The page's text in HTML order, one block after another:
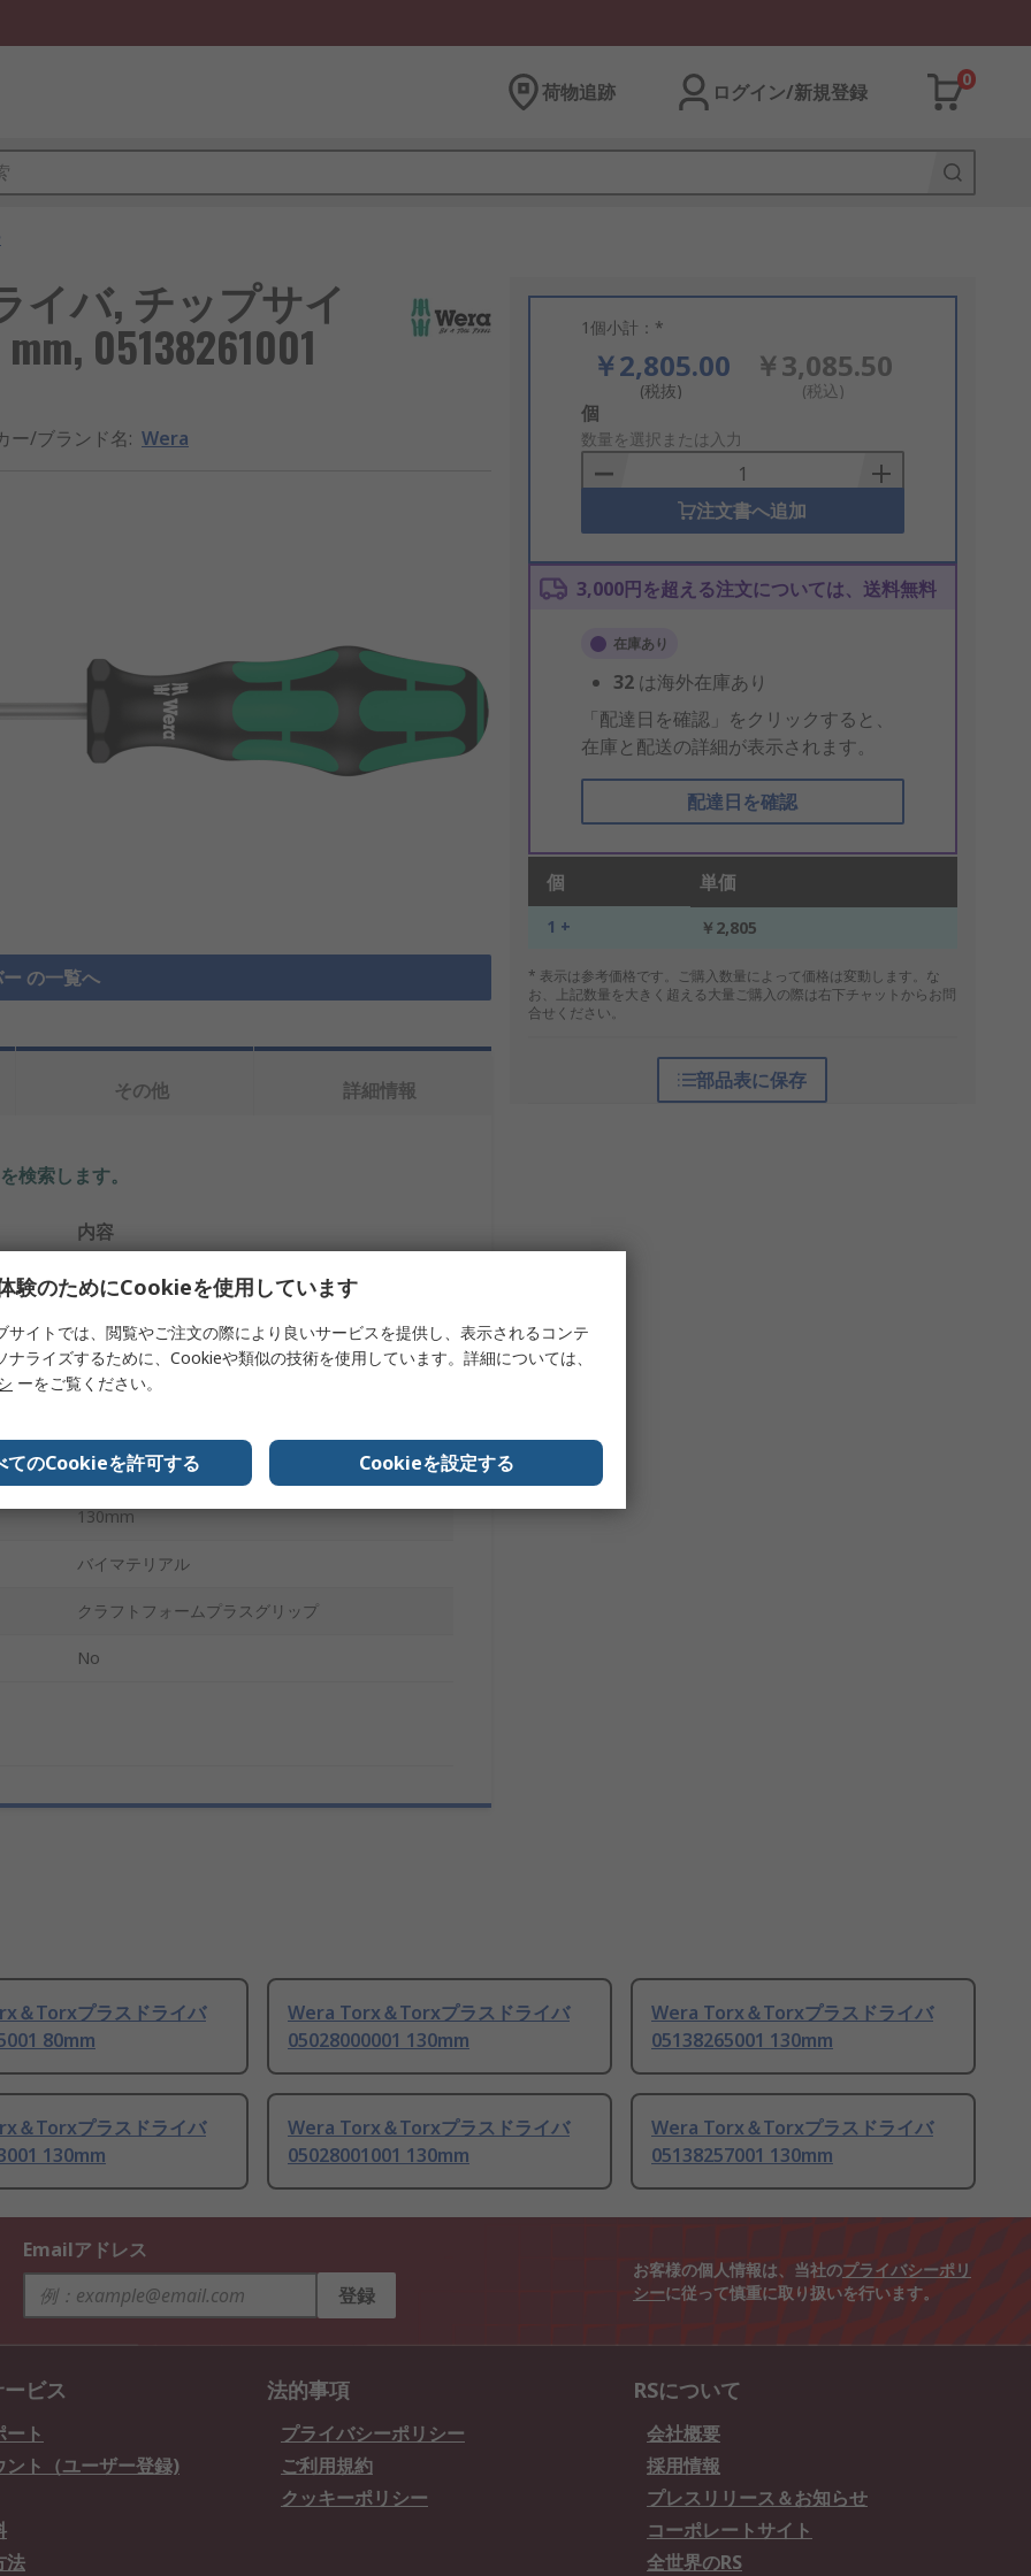
荷物追跡 ログイン/新規登録
0
イバ, チップサイ
05138261001
ー/ブランド名: Wera
の一覧へ
1個小計：*
￥2,805.00
(税抜)
￥3,085.50
(税込)
Add
to
Basket
個
数量を選択または入力
注文書へ追加
3,000円を超える注文については、送料無料
在庫あり
32 は海外在庫あり
「配達日を確認」をクリックすると、
在庫と配送の詳細が表示されます。
配達日を確認
個 単価
1 + ￥2,805
* 表示は参考価格です。ご購入数量によって価格は変動します。な
お、上記数量を大きく超える大量ご購入の際は右下チャットからお問
合せください。
部品表に保存
その他 詳細情報
検索します。
内容
Wera
Torx＆Torxプラスドライバ
スタンダード
80mm
130mm
バイマテリアル
クラフトフォームプラスグリップ
No
＆Torxプラスドライバ
80mm
Wera Torx＆Torxプラスドライバ
05028000001 130mm
Wera Torx＆Torxプラスドライバ
05138265001 130mm
＆Torxプラスドライバ
130mm
Wera Torx＆Torxプラスドライバ
05028001001 130mm
Wera Torx＆Torxプラスドライバ
05138257001 130mm
Emailアドレス
登録
お客様の個人情報は、当社のプライバシーポリ
シーに従って慎重に取り扱いを行います。
ビス
ト
ント（ユーザー登録)
法
法的事項
プライバシーポリシー
ご利用規約
クッキーポリシー
RSについて
会社概要
採用情報
プレスリリース＆お知らせ
コーポレートサイト
全世界のRS
験のためにCookieを使用しています
サイトでは、閲覧やご注文の際により良いサービスを提供し、表示されるコンテ
ナライズするために、Cookieや類似の技術を使用しています。詳細については、
ーをご覧ください。
てのCookieを許可する Cookieを設定する